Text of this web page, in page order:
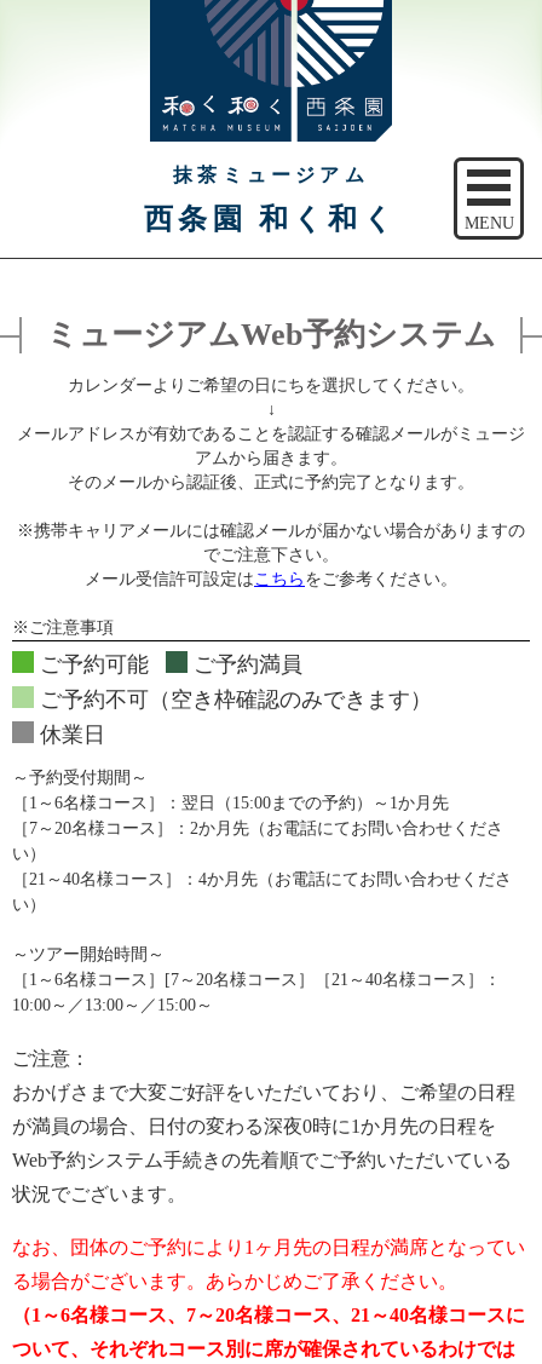
抹茶ミュージアム
西条園 和く和く MENU
ご予約
アクセス
注意事項
ミュージアムWeb予約システム
カレンダーよりご希望の日にちを選択してください。
↓
メールアドレスが有効であることを認証する確認メールがミュージ
アムから届きます。
そのメールから認証後、正式に予約完了となります。
※携帯キャリアメールには確認メールが届かない場合がありますの
でご注意下さい。
メール受信許可設定はこちら をご参考ください。
※ご注意事項
ご予約可能
ご予約満員
ご予約不可（空き枠確認のみできます）
休業日
～予約受付期間～
［1～6名様コース］：翌日（15:00までの予約）～1か月先
［7～20名様コース］：2か月先（お電話にてお問い合わせくださ
い）
［21～40名様コース］：4か月先（お電話にてお問い合わせくださ
い）
～ツアー開始時間～
［1～6名様コース］[7～20名様コース］［21～40名様コース］：
10:00～／13:00～／15:00～
ご注意：
おかげさまで大変ご好評をいただいており、ご希望の日程
が満員の場合、日付の変わる深夜0時に1か月先の日程を
Web予約システム手続きの先着順でご予約いただいている
状況でございます。
なお、団体のご予約により1ヶ月先の日程が満席となってい
る場合がございます。あらかじめご了承ください。
（1～6名様コース、7～20名様コース、21～40名様コースに
ついて、それぞれコース別に席が確保されているわけでは